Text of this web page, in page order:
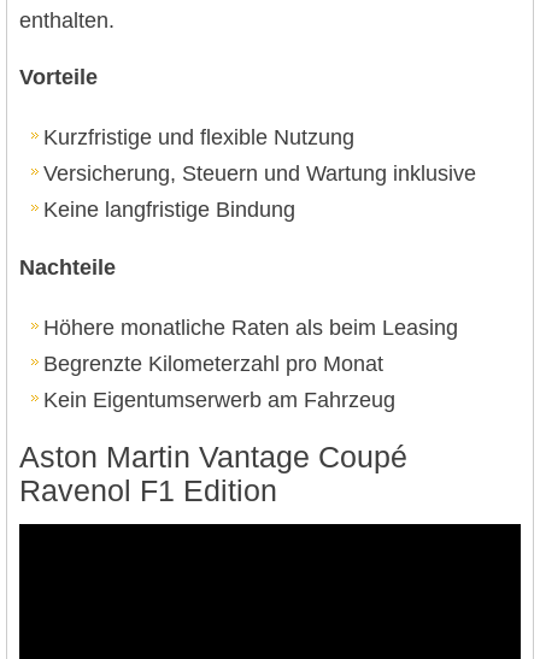
enthalten.
Vorteile
Kurzfristige und flexible Nutzung
Versicherung, Steuern und Wartung inklusive
Keine langfristige Bindung
Nachteile
Höhere monatliche Raten als beim Leasing
Begrenzte Kilometerzahl pro Monat
Kein Eigentumserwerb am Fahrzeug
Aston Martin Vantage Coupé
Ravenol F1 Edition